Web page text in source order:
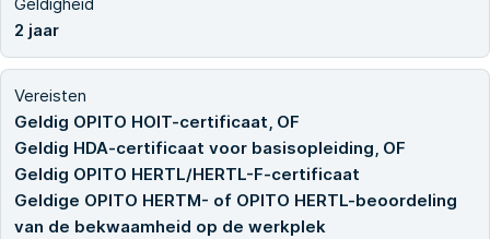
2 jaar
Vereisten
Geldig OPITO HOIT-certificaat, OF
Geldig HDA-certificaat voor basisopleiding, OF
Geldig OPITO HERTL/HERTL-F-certificaat
Geldige OPITO HERTM- of OPITO HERTL-beoordeling
van de bekwaamheid op de werkplek